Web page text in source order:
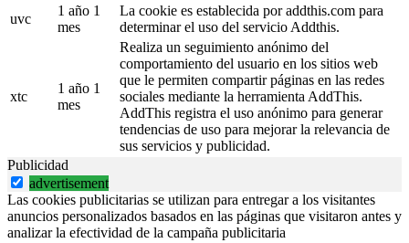
uvc
1 año 1
mes
La cookie es establecida por addthis.com para
determinar el uso del servicio Addthis.
xtc
1 año 1
mes
Realiza un seguimiento anónimo del
comportamiento del usuario en los sitios web
que le permiten compartir páginas en las redes
sociales mediante la herramienta AddThis.
AddThis registra el uso anónimo para generar
tendencias de uso para mejorar la relevancia de
sus servicios y publicidad.
Publicidad
advertisement
Las cookies publicitarias se utilizan para entregar a los visitantes
anuncios personalizados basados en las páginas que visitaron antes y
analizar la efectividad de la campaña publicitaria